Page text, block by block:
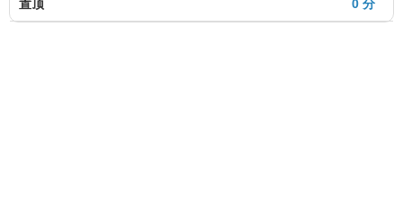
0 分
置顶